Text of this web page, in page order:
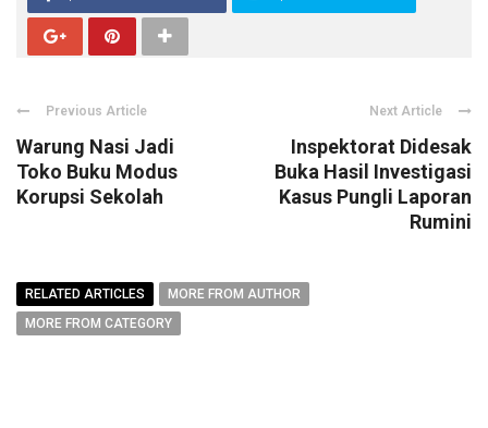
Previous Article
Warung Nasi Jadi
Toko Buku Modus
Korupsi Sekolah
Next Article
Inspektorat Didesak
Buka Hasil Investigasi
Kasus Pungli Laporan
Rumini
RELATED ARTICLES
MORE FROM AUTHOR
MORE FROM CATEGORY